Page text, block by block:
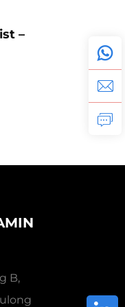
–
B,